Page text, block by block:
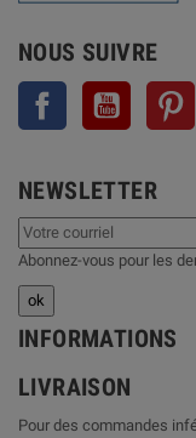
NOUS SUIVRE
Facebook YouTube
NEWSLETTER
Abonnez-vous pour les
INFORMATIONS
LIVRAISON
Pour des commandes